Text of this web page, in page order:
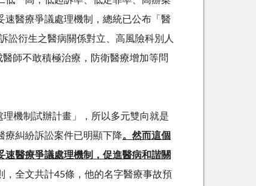
速醫療爭議處理機制，總統已公布「醫
訟衍生之醫病關係對立、高風險科別人
師不敢積極治療，防衛醫療增加等問
機制試辦計畫」，所以多元雙向就是
療糾紛訴訟案件已明顯下降。然而這個
醫療爭議處理機制，促進醫病和諧關
，全文共計45條，他的名字醫療事故預